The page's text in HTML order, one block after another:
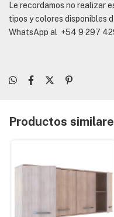
Le recordamos no realizar
tipos y colores disponibles
WhatsApp al +54 9 297
Productos